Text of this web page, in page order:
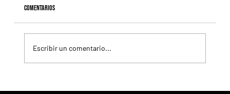
Comentarios
Escribir un comentario...